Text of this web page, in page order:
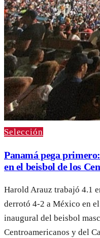
Selección
Panamá pega
en el beisbol de los
Harold Arauz trabajó 4.1
derrotó 4-2 a México en
inaugural del beisbol
Centroamericanos y del